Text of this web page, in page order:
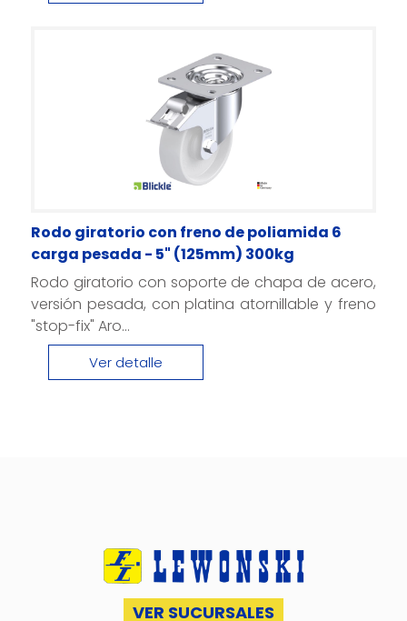
Rodo giratorio con freno de poliamida 6
carga pesada - 5" (125mm) 300kg
Rodo giratorio con soporte de chapa de acero,
versión pesada, con platina atornillable y freno
"stop-fix" Aro...
Ver detalle
VER SUCURSALES